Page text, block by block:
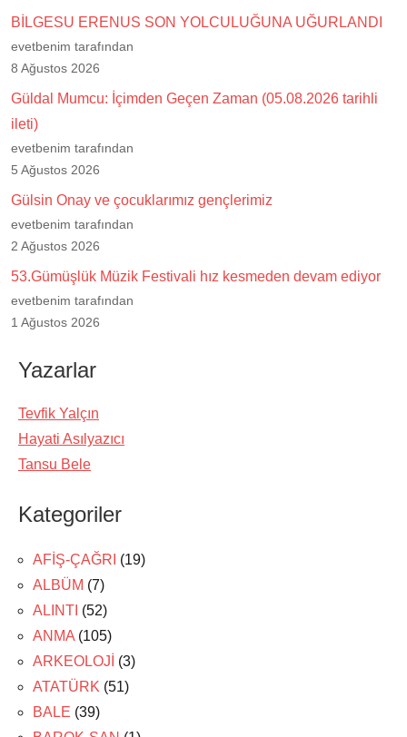
BİLGESU ERENUS SON YOLCULUĞUNA UĞURLANDI
evetbenim tarafından
8 Ağustos 2026
Güldal Mumcu: İçimden Geçen Zaman (05.08.2026 tarihli
ileti)
evetbenim tarafından
5 Ağustos 2026
Gülsin Onay ve çocuklarımız gençlerimiz
evetbenim tarafından
2 Ağustos 2026
53.Gümüşlük Müzik Festivali hız kesmeden devam ediyor
evetbenim tarafından
1 Ağustos 2026
Yazarlar
Tevfik Yalçın
Hayati Asılyazıcı
Tansu Bele
Kategoriler
AFİŞ-ÇAĞRI (19)
ALBÜM (7)
ALINTI (52)
ANMA (105)
ARKEOLOJİ (3)
ATATÜRK (51)
BALE (39)